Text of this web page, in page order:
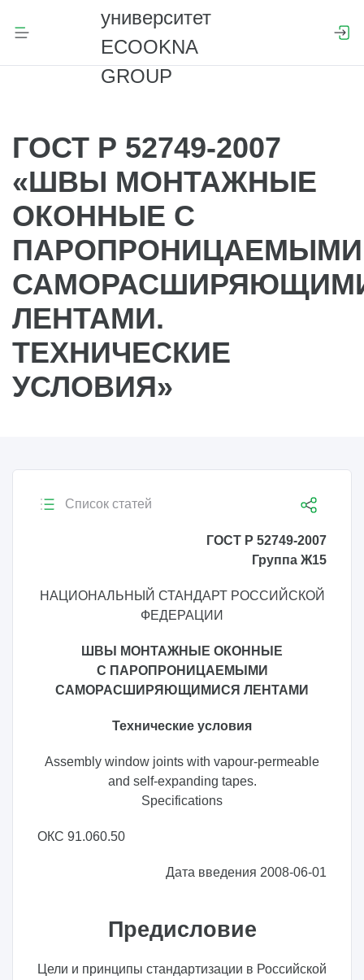
ГОСТ Р 52749-2007
«ШВЫ МОНТАЖНЫЕ
ОКОННЫЕ С
ПАРОПРОНИЦАЕМЫМИ
ЛЕНТАМИ.
ТЕХНИЧЕСКИЕ
УСЛОВИЯ»
Список статей
ГОСТ Р 52749-2007
Группа Ж15
НАЦИОНАЛЬНЫЙ СТАНДАРТ РОССИЙСКОЙ
ФЕДЕРАЦИИ
ШВЫ МОНТАЖНЫЕ ОКОННЫЕ
С ПАРОПРОНИЦАЕМЫМИ
САМОРАСШИРЯЮЩИМИСЯ ЛЕНТАМИ
Технические условия
Assembly window joints with vapour-permeable
and self-expanding tapes.
Specifications
ОКС 91.060.50
Дата введения 2008-06-01
Предисловие
Цели и принципы стандартизации в Российской